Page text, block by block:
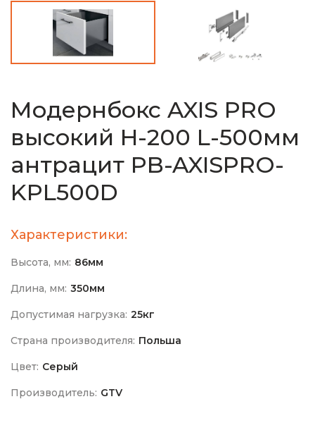
Модернбокс AXIS PRO
высокий H-200 L-500мм
антрацит PB-AXISPRO-
KPL500D
Характеристики:
Высота, мм: 86мм
Длина, мм: 350мм
Допустимая нагрузка: 25кг
Страна производителя: Польша
Цвет: Серый
Производитель: GTV